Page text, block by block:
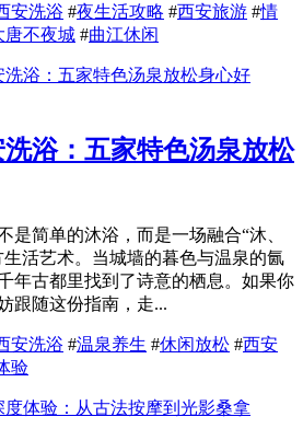
安洗浴 #夜生活攻略 #西安旅游 #情
唐不夜城 #曲江休闲
浴：五家特色汤泉放松
是简单的沐浴，而是一场融合“沐、
活艺术。当城墙的暮色与温泉的氤
年古都里找到了诗意的栖息。如果你
跟随这份指南，走...
安洗浴 #温泉养生 #休闲放松 #西安
验